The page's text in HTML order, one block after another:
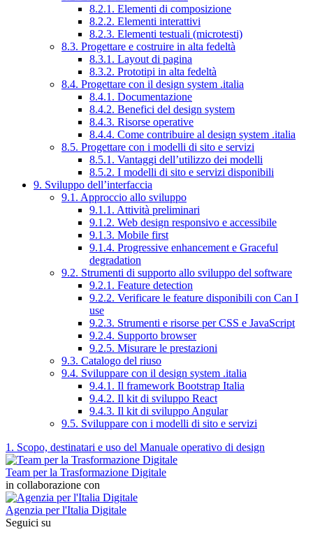
8.2.1. Elementi di composizione
8.2.2. Elementi interattivi
8.2.3. Elementi testuali (microtesti)
8.3. Progettare e costruire in alta fedeltà
8.3.1. Layout di pagina
8.3.2. Prototipi in alta fedeltà
8.4. Progettare con il design system .italia
8.4.1. Documentazione
8.4.2. Benefici del design system
8.4.3. Risorse operative
8.4.4. Come contribuire al design system .italia
8.5. Progettare con i modelli di sito e servizi
8.5.1. Vantaggi dell’utilizzo dei modelli
8.5.2. I modelli di sito e servizi disponibili
9. Sviluppo dell’interfaccia
9.1. Approccio allo sviluppo
9.1.1. Attività preliminari
9.1.2. Web design responsivo e accessibile
9.1.3. Mobile first
9.1.4. Progressive enhancement e Graceful
degradation
9.2. Strumenti di supporto allo sviluppo del software
9.2.1. Feature detection
9.2.2. Verificare le feature disponibili con Can I
use
9.2.3. Strumenti e risorse per CSS e JavaScript
9.2.4. Supporto browser
9.2.5. Misurare le prestazioni
9.3. Catalogo del riuso
9.4. Sviluppare con il design system .italia
9.4.1. Il framework Bootstrap Italia
9.4.2. Il kit di sviluppo React
9.4.3. Il kit di sviluppo Angular
9.5. Sviluppare con i modelli di sito e servizi
1. Scopo, destinatari e uso del Manuale operativo di design
Team per la Trasformazione Digitale
in collaborazione con
Agenzia per l'Italia Digitale
Seguici su